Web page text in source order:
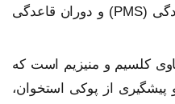
و کاهش علائم پیش از قاعدگی (PMS) و دوران قاعدگی
کلسیم و منیزیم است که
پیشگیری از پوکی استخوان،